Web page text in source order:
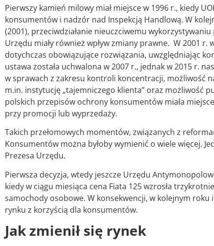
Pierwszy kamień milowy miał miejsce w 1996 r., kiedy
konsumentów i nadzór nad Inspekcją Handlową. W
(2001), przeciwdziałanie nieuczciwemu
Urzędu miały również wpływ zmiany prawne. W 2001
dotychczas obowiązujące rozwiązania, uwzględniając
ustawa została uchwalona w 2007 r., jednak w 2015 r.
w sprawach z zakresu kontroli koncentracji, możliwość
m.in. instytucję „tajemniczego klienta” oraz możliwość
polskich przepisów ochrony konsumentów miała
przy promocji lub wyprzedaży.
Takich przełomowych momentów, związanych z
Konsumentów można byłoby wymienić o wiele więcej.
Prezesa Urzędu.
Pierwsza decyzja, wtedy jeszcze Urzędu
kiedy w ciągu miesiąca cena Fiata 125 wzrosła
samochody osobowe. W konsekwencji, w kolejnym
rynku z korzyścią dla konsumentów.
Jak zmienił się rynek